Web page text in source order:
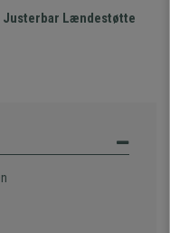
Justerbar Lændestøtte